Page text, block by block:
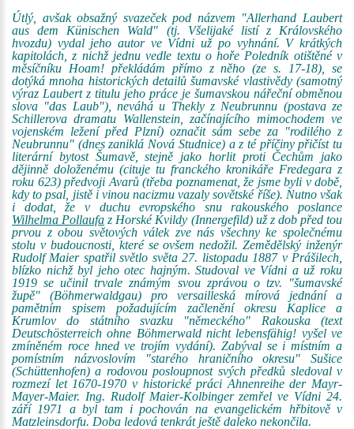
Útlý, avšak obsažný svazeček pod názvem "Allerhand Laubert
aus dem Künischen Wald" (tj. Všelijaké listí z Královského
hvozdu) vydal jeho autor ve Vídni už po vyhnání. V krátkých
kapitolách, z nichž jednu vedle textu o hoře Poledník otištěné v
měsíčníku Hoam! překládám přímo z něho (ze s. 17-18), se
dotýká mnoha historických detailů šumavské vlastivědy (samotný
výraz Laubert z titulu jeho práce je šumavskou nářeční obměnou
slova "das Laub"), neváhá u Thekly z Neubrunnu (postava ze
Schillerova dramatu Wallenstein, začínajícího mimochodem ve
vojenském ležení před Plzní) označit sám sebe za "rodilého z
Neubrunnu" (dnes zaniklá Nová Studnice) a z té příčiny přičíst tu
literární bytost Šumavě, stejně jako horlit proti Čechům jako
dějinně doloženému (cituje tu franckého kronikáře Fredegara z
roku 623) předvoji Avarů (třeba poznamenat, že jsme byli v době,
kdy to psal, jistě i vinou nacizmu vazaly sovětské říše). Nutno však
i dodat, že v duchu evropského snu rakouského poslance
Wilhelma Pollaufa z Horské Kvildy (Innergefild) už z dob před tou
prvou z obou světových válek zve nás všechny ke společnému
stolu v budoucnosti, které se ovšem nedožil. Zemědělský inženýr
Rudolf Maier spatřil světlo světa 27. listopadu 1887 v Prášilech,
blízko nichž byl jeho otec hajným. Studoval ve Vídni a už roku
1919 se učinil trvale známým svou zprávou o tzv. "šumavské
župě" (Böhmerwaldgau) pro versailleská mírová jednání a
pamětním spisem požadujícím začlenění okresu Kaplice a
Krumlov do státního svazku "německého" Rakouska (text
Deutschösterreich ohne Böhmerwald nicht lebensfähig! vyšel ve
zmíněném roce hned ve trojím vydání). Zabýval se i místním a
pomístním názvoslovím "starého hraničního okresu" Sušice
(Schüttenhofen) a rodovou posloupnost svých předků sledoval v
rozmezí let 1670-1970 v historické práci Ahnenreihe der Mayr-
Mayer-Maier. Ing. Rudolf Maier-Kolbinger zemřel ve Vídni 24.
září 1971 a byl tam i pochován na evangelickém hřbitově v
Matzleinsdorfu. Doba ledová tenkrát ještě daleko nekončila.